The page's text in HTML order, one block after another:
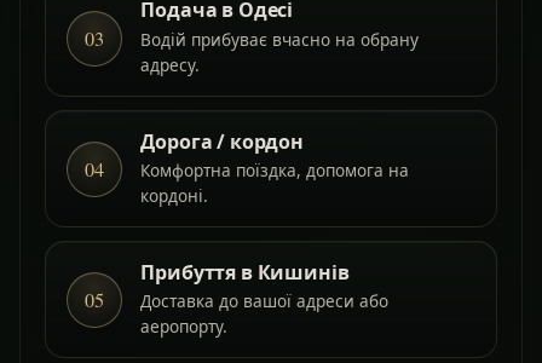
03
Подача в Одесі
Водій прибуває вчасно на обрану
адресу.
04
Дорога / кордон
Комфортна поїздка, допомога на
кордоні.
05
Прибуття в Кишинів
Доставка до вашої адреси або
аеропорту.